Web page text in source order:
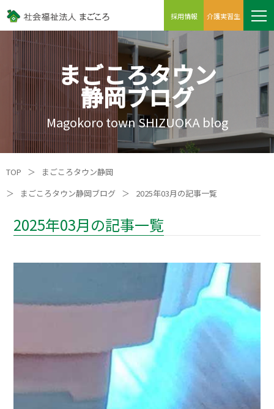
採用情報 介護実習生
まごころタウン
静岡ブログ
Magokoro town SHIZUOKA blog
TOP ＞
まごころタウン静岡
＞
まごころタウン静岡ブログ ＞ 2025年03月の記事一覧
2025年03月の記事一覧